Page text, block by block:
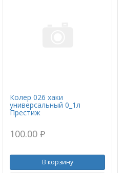
Колер 026 хаки
универсальный 0_1л
Престиж
100.00 p
В корзину